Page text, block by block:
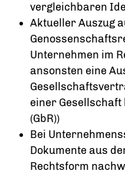
vergleichbaren
Aktueller Auszug
Unternehmen im
ansonsten eine
einer
(GbR))
Bei
Dokumente aus
Rechtsform